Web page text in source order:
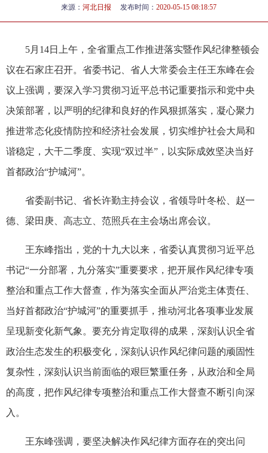
来源： 河北日报 发布时间： 2020-05-15 08:18:57
5月14日上午，全省重点工作推进落实暨作风纪律整顿会
议在石家庄召开。省委书记、省人大常委会主任王东峰在会
议上强调，要深入学习贯彻习近平总书记重要指示和党中央
决策部署，以严明的纪律和良好的作风狠抓落实，凝心聚力
推进常态化疫情防控和经济社会发展，切实维护社会大局和
谐稳定，大干二季度、实现“双过半”，以实际成效坚决当好
首都政治“护城河”。
省委副书记、省长许勤主持会议，省领导叶冬松、赵一
德、梁田庚、高志立、范照兵在主会场出席会议。
王东峰指出，党的十九大以来，省委认真贯彻习近平总
书记“一分部署，九分落实”重要要求，把开展作风纪律专项
整治和重点工作大督查，作为落实全面从严治党主体责任、
当好首都政治“护城河”的重要抓手，推动河北各项事业发展
呈现新变化新气象。要充分肯定取得的成果，深刻认识全省
政治生态发生的积极变化，深刻认识作风纪律问题的顽固性
复杂性，深刻认识当前面临的艰巨繁重任务，从政治和全局
的高度，把作风纪律专项整治和重点工作大督查不断引向深
入。
王东峰强调，要坚决解决作风纪律方面存在的突出问